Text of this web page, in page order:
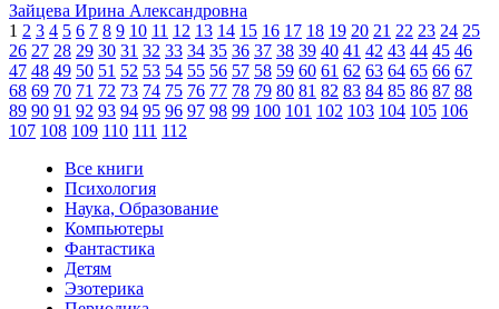
Зайцева Ирина Александровна
1 2 3 4 5 6 7 8 9 10 11 12 13 14 15 16 17 18 19 20 21 22 23 24 25
26 27 28 29 30 31 32 33 34 35 36 37 38 39 40 41 42 43 44 45 46
47 48 49 50 51 52 53 54 55 56 57 58 59 60 61 62 63 64 65 66 67
68 69 70 71 72 73 74 75 76 77 78 79 80 81 82 83 84 85 86 87 88
89 90 91 92 93 94 95 96 97 98 99 100 101 102 103 104 105 106
107 108 109 110 111 112
Все книги
Психология
Наука, Образование
Компьютеры
Фантастика
Детям
Эзотерика